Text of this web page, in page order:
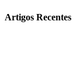
Artigos Recentes